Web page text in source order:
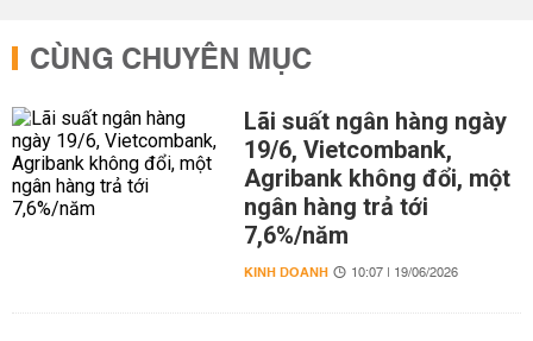
CÙNG CHUYÊN MỤC
Lãi suất ngân hàng ngày
19/6, Vietcombank,
Agribank không đổi, một
ngân hàng trả tới
7,6%/năm
KINH DOANH 10:07 | 19/06/2026